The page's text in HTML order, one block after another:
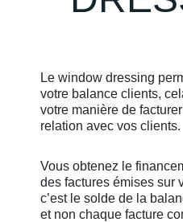
Le window dressing
votre balance clients,
votre manière de
relation avec vos clients.
Vous obtenez le
des factures émises sur
c’est le solde de la
et non chaque facture